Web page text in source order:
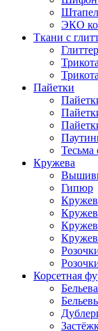
ЭКО
Ткани с
Пайетки
Тесьма
Кружева
Гипюр
Корсетная